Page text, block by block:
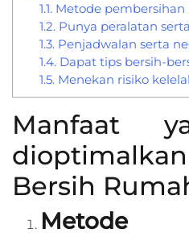
1.1.Metode pembersihan
1.2.Punya peralatan
1.3.Penjadwalan serta
1.4.Dapat tips bersih-
1.5.Menekan risiko
Manfaat
Bersih
Metode